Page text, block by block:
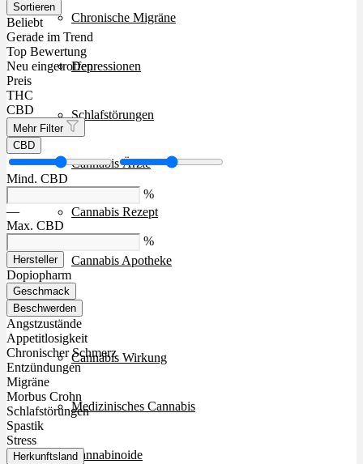
Chronische Migräne
Depressionen
Schlafstörungen
Cannabis Ärzte
Cannabis Rezept
Cannabis Apotheke
Wissen
Cannabis Wirkung
Medizinisches Cannabis
Cannabinoide
Sortieren
Beliebt
Gerade im Trend
Top Bewertung
Neu eingetroffen
Preis
THC
CBD
Mehr Filter
CBD
Mind. CBD
%
—
Max. CBD
%
Hersteller
Dopiopharm
Geschmack
Beschwerden
Angstzustände
Appetitlosigkeit
Chronischer Schmerz
Entzündungen
Migräne
Morbus Crohn
Schlafstörungen
Spastik
Stress
Herkunftsland